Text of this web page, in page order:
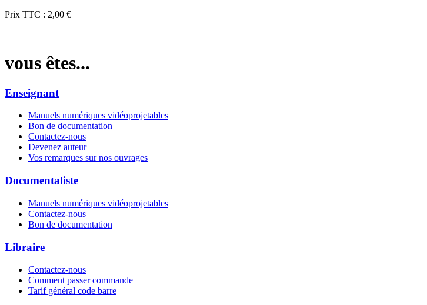
Prix TTC : 2,00 €
vous êtes...
Enseignant
Manuels numériques vidéoprojetables
Bon de documentation
Contactez-nous
Devenez auteur
Vos remarques sur nos ouvrages
Documentaliste
Manuels numériques vidéoprojetables
Contactez-nous
Bon de documentation
Libraire
Contactez-nous
Comment passer commande
Tarif général code barre